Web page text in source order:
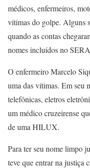
médicos, enfermeiros,
vítimas do golpe. Alguns
quando as contas
nomes incluídos no
O enfermeiro Marcelo
uma das vítimas. Em seu
telefônicas, eletros
um médico cruzeirense
de uma HILUX.
Para ter seu nome limpo
teve que entrar na justiça